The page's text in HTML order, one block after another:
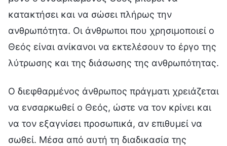
κατακτήσει και να σώσει πλήρως την
ανθρωπότητα. Οι άνθρωποι που χρησιμοποιεί ο
Θεός είναι ανίκανοι να εκτελέσουν το έργο της
λύτρωσης και της διάσωσης της ανθρωπότητας.
Ο διεφθαρμένος άνθρωπος πράγματι χρειάζεται
να ενσαρκωθεί ο Θεός, ώστε να τον κρίνει και
να τον εξαγνίσει προσωπικά, αν επιθυμεί να
σωθεί. Μέσα από αυτή τη διαδικασία της